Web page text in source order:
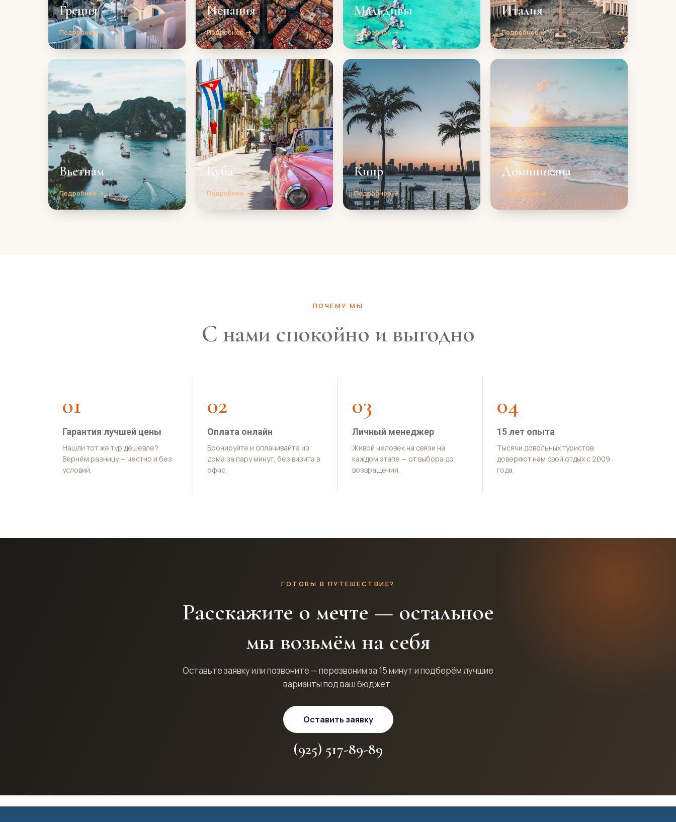
Греция
Подробнее →
Испания
Подробнее →
Мальдивы
Подробнее →
Италия
Подробнее →
Вьетнам
Подробнее →
Куба
Подробнее →
Кипр
Подробнее →
Доминикана
Подробнее →
ПОЧЕМУ МЫ
С нами спокойно и выгодно
01
Гарантия лучшей цены
Нашли тот же тур дешевле?
Вернём разницу — честно и без
условий.
02
Оплата онлайн
Бронируйте и оплачивайте из
дома за пару минут, без визита в
офис.
03
Личный менеджер
Живой человек на связи на
каждом этапе — от выбора до
возвращения.
04
15 лет опыта
Тысячи довольных туристов
доверяют нам свой отдых с 2009
года.
ГОТОВЫ В ПУТЕШЕСТВИЕ?
Расскажите о мечте — остальное
мы возьмём на себя
Оставьте заявку или позвоните — перезвоним за 15 минут и подберём лучшие
варианты под ваш бюджет.
Оставить заявку
(925) 517-89-89